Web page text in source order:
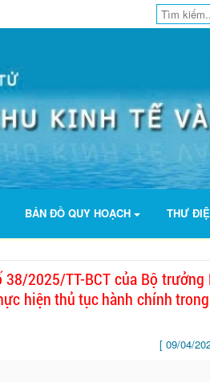
BẢN ĐỒ QUY HOẠCH THƯ
2025/TT-BCT của Bộ trưởng
hiện thủ tục hành chính
[ 09/04/